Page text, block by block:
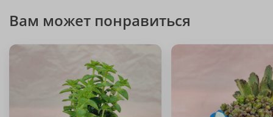
Вам может понравиться